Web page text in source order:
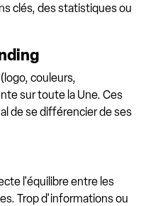
clés, des statistiques ou
couleurs,
sur toute la Une. Ces
de se différencier de ses
l'équilibre entre les
Trop d'informations ou